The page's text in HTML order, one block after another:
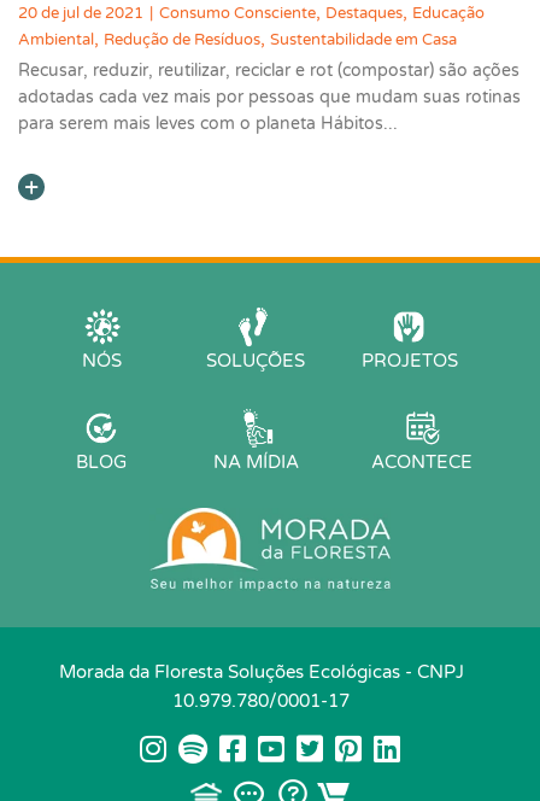
20 de jul de 2021 | Consumo Consciente, Destaques, Educação
Ambiental, Redução de Resíduos, Sustentabilidade em Casa
Recusar, reduzir, reutilizar, reciclar e rot (compostar) são ações
adotadas cada vez mais por pessoas que mudam suas rotinas
para serem mais leves com o planeta Hábitos
NÓS SOLUÇÕES PROJETOS
BLOG NA MÍDIA ACONTECE
Morada da Floresta Soluções Ecológicas - CNPJ
10.979.780/0001-17